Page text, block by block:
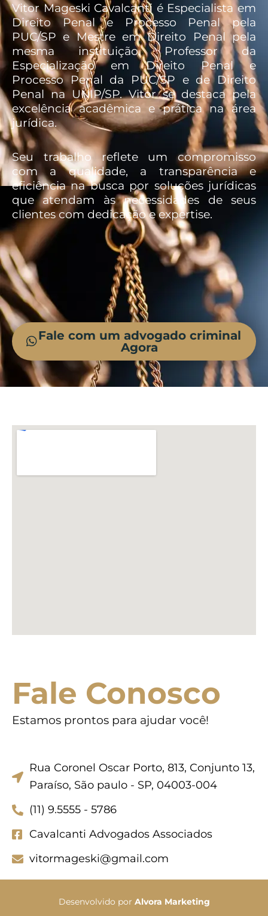
Vitor Mageski Cavalcanti é Especialista em
Direito Penal e Processo Penal pela
PUC/SP e Mestre em Direito Penal pela
mesma instituição. Professor da
Especialização em Direito Penal e
Processo Penal da PUC/SP e de Direito
Penal na UNIP/SP. Vitor se destaca pela
excelência acadêmica e prática na área
jurídica.
Seu trabalho reflete um compromisso
com a qualidade, a transparência e
eficiência na busca por soluções jurídicas
que atendam às necessidades de seus
clientes com dedicação e expertise.
Fale com um advogado criminal
Agora
Fale Conosco
Estamos prontos para ajudar você!
Rua Coronel Oscar Porto, 813, Conjunto 13,
Paraíso, São paulo - SP, 04003-004
(11) 9.5555 - 5786
Cavalcanti Advogados Associados
vitormageski@gmail.com
Desenvolvido por Alvora Marketing